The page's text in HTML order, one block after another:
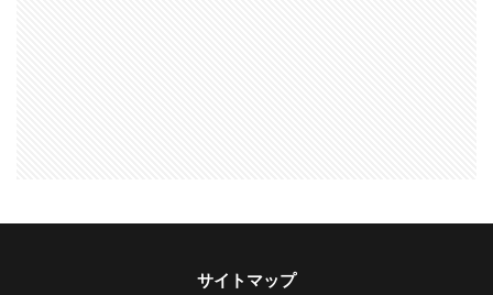
サイトマップ